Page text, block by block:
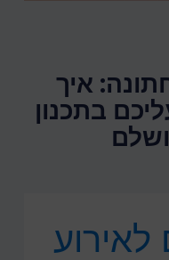
איך
בתכנון
לאירוע